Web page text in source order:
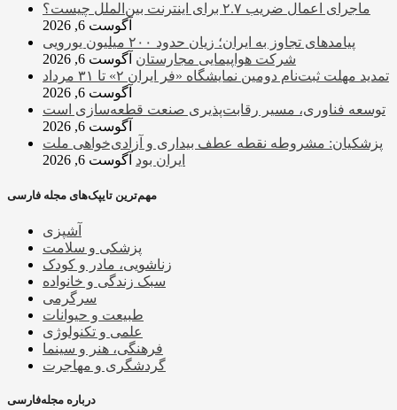
ماجرای اعمال ضریب ۲.۷ برای اینترنت بین‌الملل چیست؟
آگوست 6, 2026
پیامدهای تجاوز به ایران؛ زیان حدود ۲۰۰ میلیون یورویی
شرکت هواپیمایی مجارستان آگوست 6, 2026
تمدید مهلت ثبت‌نام دومین نمایشگاه «فر ایران ۲» تا ۳۱ مرداد
آگوست 6, 2026
توسعه فناوری، مسیر رقابت‌پذیری صنعت قطعه‌سازی است
آگوست 6, 2026
پزشکیان: مشروطه نقطه عطف بیداری و آزادی‌خواهی ملت
ایران بود آگوست 6, 2026
مهم‌ترین تایپک‌های مجله فارسی
آشپزی
پزشکی و سلامت
زناشویی، مادر و کودک
سبک زندگی و خانواده
سرگرمی
طبیعت و حیوانات
علمی و تکنولوژی
فرهنگی، هنر و سینما
گردشگری و مهاجرت
درباره مجله‌فارسی